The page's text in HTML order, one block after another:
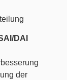
DAI
der